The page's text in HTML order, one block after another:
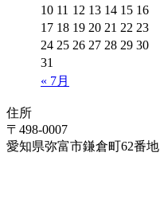
« 7月
10 11 12 13 14 15 16
17 18 19 20 21 22 23
24 25 26 27 28 29 30
31
住所
〒498-0007
愛知県弥富市鎌倉町62番地